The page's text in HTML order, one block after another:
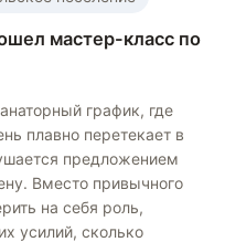
мастер-класс по
график, где
плавно перетекает в
предложением
Вместо привычного
на себя роль,
усилий, сколько